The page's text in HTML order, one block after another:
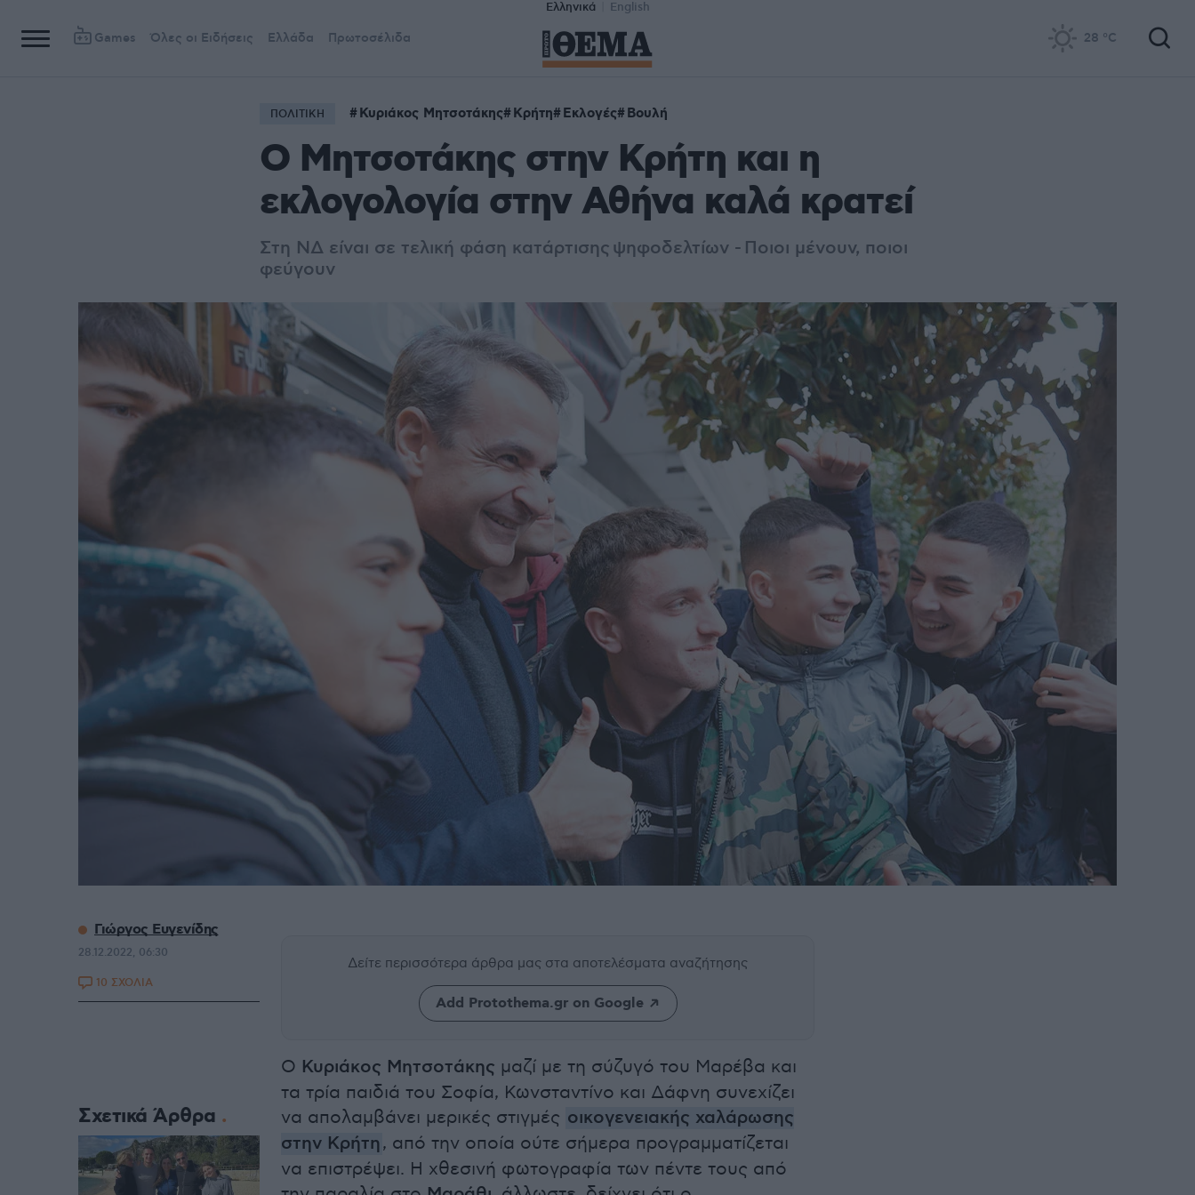
Ελληνικά English
Games Όλες οι Ειδήσεις Ελλάδα Πρωτοσέλιδα 28 °C
ΠΟΛΙΤΙΚΗ Κυριάκος Μητσοτάκης Κρήτη Εκλογές Βουλή
Ο Μητσοτάκης στην Κρήτη και η
εκλογολογία στην Αθήνα καλά κρατεί
Στη ΝΔ είναι σε τελική φάση κατάρτισης ψηφοδελτίων - Ποιοι μένουν, ποιοι
φεύγουν
Δείτε περισσότερα άρθρα μας στα αποτελέσματα αναζήτησης
Add Protothema.gr on Google
Ο Κυριάκος Μητσοτάκης μαζί με τη σύζυγό του Μαρέβα και
τα τρία παιδιά του Σοφία, Κωνσταντίνο και Δάφνη συνεχίζει
να απολαμβάνει μερικές στιγμές οικογενειακής χαλάρωσης
στην Κρήτη, από την οποία ούτε σήμερα προγραμματίζεται
να επιστρέψει. Η χθεσινή φωτογραφία των πέντε τους από
Γιώργος Ευγενίδης
28.12.2022, 06:30
10 ΣΧΟΛΙΑ
Σχετικά Άρθρα